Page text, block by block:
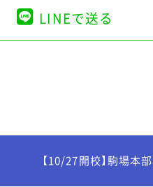
LINEで送る
【10/27開校】駒場本